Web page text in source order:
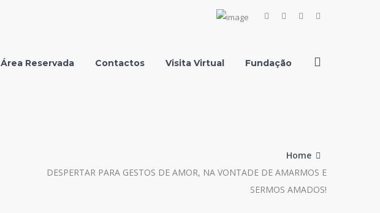
FacebookInstagramYoutube
Área Reservada Contactos Visita Virtual Fundação
Home
DESPERTAR PARA GESTOS DE AMOR, NA VONTADE DE AMARMOS E
SERMOS AMADOS!